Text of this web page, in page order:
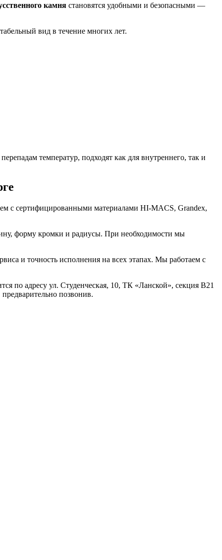
камня становятся удобными и безопасными —
вид в течение многих лет.
температур, подходят как для внутреннего, так и
с сертифицированными материалами HI-MACS, Grandex,
форму кромки и радиусы. При необходимости мы
и точность исполнения на всех этапах. Мы работаем с
по адресу ул. Студенческая, 10, ТК «Ланской», секция В21
позвонив.